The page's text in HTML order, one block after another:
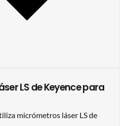
LS de Keyence para
micrómetros láser LS de